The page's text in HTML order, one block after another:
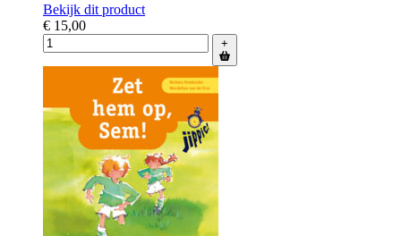
Bekijk dit product
€ 15,00
+